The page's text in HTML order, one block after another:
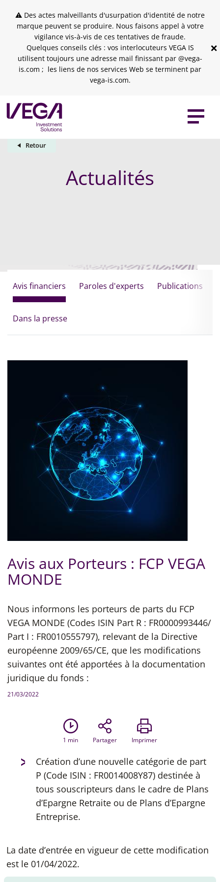
⚠ Des actes malveillants d'usurpation d'identité de notre
marque peuvent se produire. Nous faisons appel à votre
vigilance vis-à-vis de ces tentatives de fraude.
Quelques conseils clés : vos interlocuteurs VEGA IS
utilisent toujours une adresse mail finissant par @vega-
is.com ; les liens de nos services Web se terminent par
vega-is.com.
×
Retour
Actualités
Avis financiers Paroles d'experts Publications
Dans la presse
Avis aux Porteurs : FCP VEGA
MONDE
Nous informons les porteurs de parts du FCP
VEGA MONDE (Codes ISIN Part R : FR0000993446/
Part I : FR0010555797), relevant de la Directive
européenne 2009/65/CE, que les modifications
suivantes ont été apportées à la documentation
juridique du fonds :
21/03/2022
1 min Partager Imprimer
Création d’une nouvelle catégorie de part
P (Code ISIN : FR0014008Y87) destinée à
tous souscripteurs dans le cadre de Plans
d’Epargne Retraite ou de Plans d’Epargne
Entreprise.
La date d’entrée en vigueur de cette modification
est le 01/04/2022.